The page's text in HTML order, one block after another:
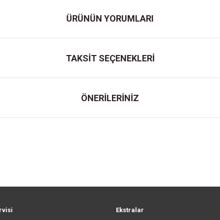
ÜRÜNÜN YORUMLARI
TAKSİT SEÇENEKLERİ
ÖNERİLERİNİZ
Ekstralar